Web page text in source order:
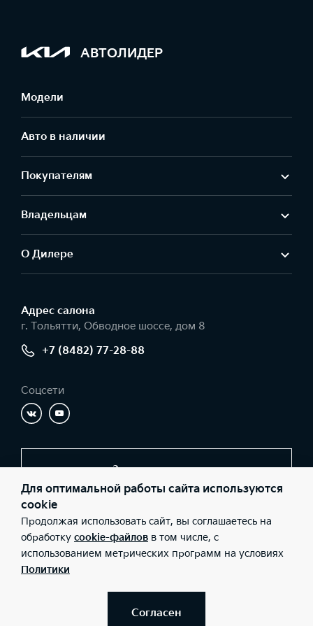
АВТОЛИДЕР
Модели
Авто в наличии
Покупателям
Владельцам
О Дилере
Адрес салонa
г. Тольятти, Обводное шоссе, дом 8
+7 (8482) 77-28-88
Соцсети
Заказать звонок
© 2026 Юридические лица ООО «Автолидер» (Фактический
адрес: г. Тольятти, Обводное шоссе, дом 8; Телефон: +7 (8482)
77-28-88; ИНН: 6324106304; ОГРН: 1196313089224), ООО «Киа
Россия и СНГ» (Фактический адрес: г.Москва, Валовая 26;
Телефон: 8 800 301 08 80; ИНН: 7728674093; ОГРН:
5087746291760) ведут деятельность на территории РФ в
соответствующих моделях и комплектациях и их наличии, ценах,
возможных выгодах и условиях приобретения доступна у
Для оптимальной работы сайта используются
cookie
Продолжая использовать сайт, вы соглашаетесь на
обработку cookie-файлов в том числе, с
использованием метрических программ на условиях
Политики
Согласен